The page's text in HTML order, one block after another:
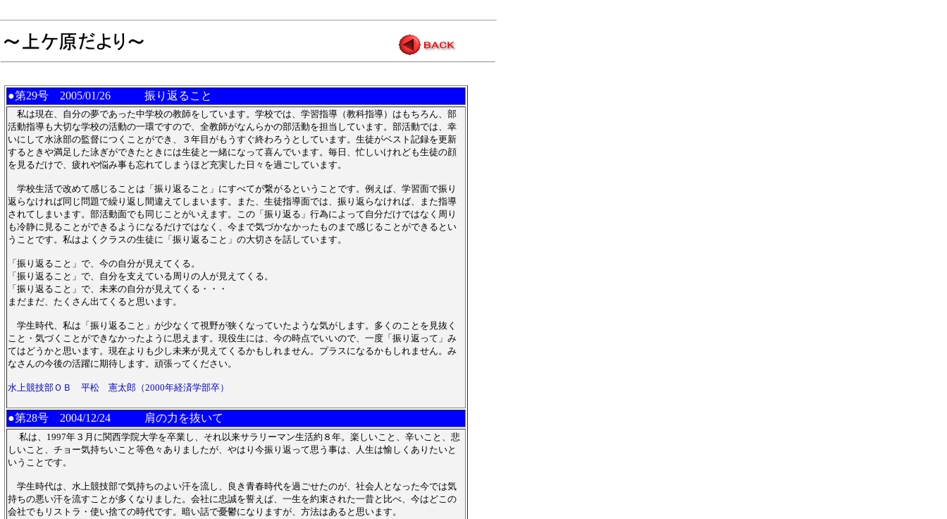
●第29号 2005/01/26 振り返ること
私は現在、自分の夢であった中学校の教師をしています。学校では、学習指導（教科指導）はもちろん、部
活動指導も大切な学校の活動の一環ですので、全教師がなんらかの部活動を担当しています。部活動では、幸
いにして水泳部の監督につくことができ、３年目がもうすぐ終わろうとしています。生徒がベスト記録を更新
するときや満足した泳ぎができたときには生徒と一緒になって喜んでいます。毎日、忙しいけれども生徒の顔
を見るだけで、疲れや悩み事も忘れてしまうほど充実した日々を過ごしています。
学校生活で改めて感じることは「振り返ること」にすべてが繋がるということです。例えば、学習面で振り
返らなければ同じ問題で繰り返し間違えてしまいます。また、生徒指導面では、振り返らなければ、また指導
されてしまいます。部活動面でも同じことがいえます。この「振り返る」行為によって自分だけではなく周り
も冷静に見ることができるようになるだけではなく、今まで気づかなかったものまで感じることができるとい
うことです。私はよくクラスの生徒に「振り返ること」の大切さを話しています。
「振り返ること」で、今の自分が見えてくる。
「振り返ること」で、自分を支えている周りの人が見えてくる。
「振り返ること」で、未来の自分が見えてくる・・・
まだまだ、たくさん出てくると思います。
学生時代、私は「振り返ること」が少なくて視野が狭くなっていたような気がします。多くのことを見抜く
こと・気づくことができなかったように思えます。現役生には、今の時点でいいので、一度「振り返って」み
てはどうかと思います。現在よりも少し未来が見えてくるかもしれません。プラスになるかもしれません。み
なさんの今後の活躍に期待します。頑張ってください。
水上競技部ＯＢ 平松 憲太郎（2000年経済学部卒）
●第28号 2004/12/24 肩の力を抜いて
私は、1997年３月に関西学院大学を卒業し、それ以来サラリーマン生活約８年。楽しいこと、辛いこと、悲
しいこと、チョー気持ちいこと等色々ありましたが、やはり今振り返って思う事は、人生は愉しくありたいと
いうことです。
学生時代は、水上競技部で気持ちのよい汗を流し、良き青春時代を過ごせたのが、社会人となった今では気
持ちの悪い汗を流すことが多くなりました。会社に忠誠を誓えば、一生を約束された一昔と比べ、今はどこの
会社でもリストラ・使い捨ての時代です。暗い話で憂鬱になりますが、方法はあると思います。